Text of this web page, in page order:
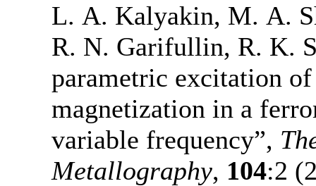
L. A. Kalyakin, M. A.
R. N. Garifullin, R. K.
parametric excitation
magnetization in a
variable frequency”,
Metallography, 104:2